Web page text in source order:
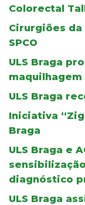
Colorectal
Cirurgiões da
SPCO
ULS Braga
maquilhagem
ULS Braga
Iniciativa
Braga
ULS Braga e
diagnóstico
ULS Braga